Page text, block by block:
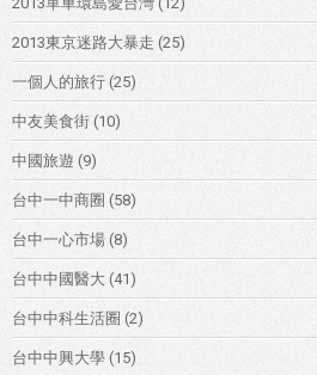
2013東京迷路大暴走 (25)
一個人的旅行 (25)
中友美食街 (10)
中國旅遊 (9)
台中一中商圈 (58)
台中一心市場 (8)
台中中國醫大 (41)
台中中科生活圈 (2)
台中中興大學 (15)